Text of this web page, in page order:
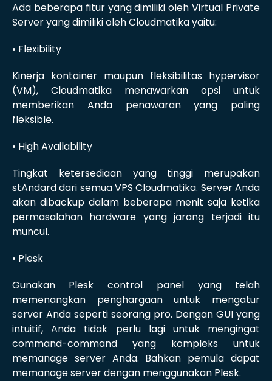
Ada beberapa fitur yang dimiliki oleh Virtual Private
Server yang dimiliki oleh Cloudmatika yaitu:
• Flexibility
Kinerja kontainer maupun fleksibilitas hypervisor
(VM), Cloudmatika menawarkan opsi untuk
memberikan Anda penawaran yang paling
fleksible.
• High Availability
Tingkat ketersediaan yang tinggi merupakan
stAndard dari semua VPS Cloudmatika. Server Anda
akan dibackup dalam beberapa menit saja ketika
permasalahan hardware yang jarang terjadi itu
muncul.
• Plesk
Gunakan Plesk control panel yang telah
memenangkan penghargaan untuk mengatur
server Anda seperti seorang pro. Dengan GUI yang
intuitif, Anda tidak perlu lagi untuk mengingat
command-command yang kompleks untuk
memanage server Anda. Bahkan pemula dapat
memanage server dengan menggunakan Plesk.